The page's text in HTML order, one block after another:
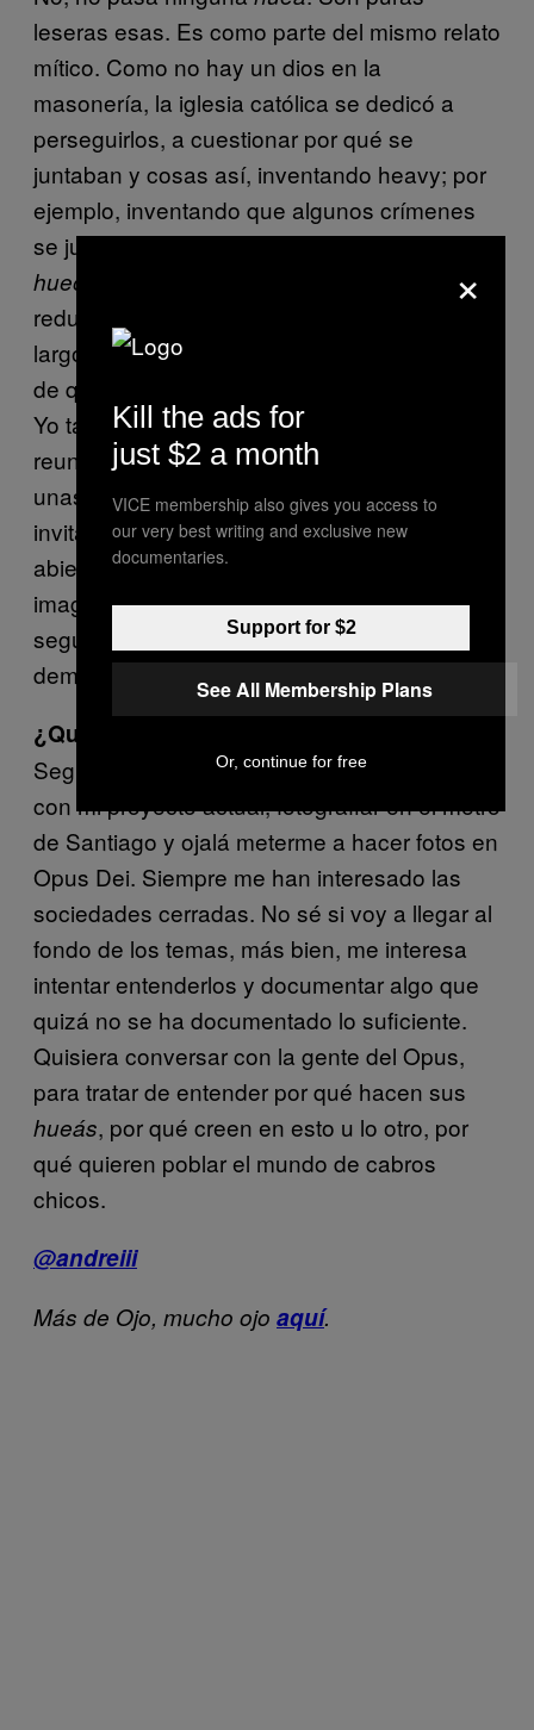
leseras esas. Es como parte del mismo relato
mítico. Como no hay un dios en la
masonería, la iglesia católica se dedicó a
perseguirlos, a cuestionar por qué se
juntaban y cosas así, inventando heavy; por
ejemplo, inventando que algunos crímenes
se justificaban con las iniciaciones de tal
hueón
reduciendo y escondiendo un poco. Pero a lo
largo del tiempo se han mantenido, a pesar
de que corran peligro sus trabajos y estudios.
Yo tampoco me enteré de todo. Sé que hay
reuniones de distinto tipo, cuando habían
unas de mucho contenido no iba; sólo me
invitaban a las que eran un poco mas
abiertas. Pero yo lo vi bien sano y no me los
imagino descuartizando gatos. Pero voy a
seguir ese tema y a retomarlo para mí. A
demás que no evangelizan.
¿Qué proyectos tienes ahora?
Seguir haciendo calle, calle, calle, continuar
con mi proyecto actual, fotografiar en el metro
de Santiago y ojalá meterme a hacer fotos en
Opus Dei. Siempre me han interesado las
sociedades cerradas. No sé si voy a llegar al
fondo de los temas, más bien, me interesa
intentar entenderlos y documentar algo que
quizá no se ha documentado lo suficiente.
Quisiera conversar con la gente del Opus,
para tratar de entender por qué hacen sus
hueás, por qué creen en esto u lo otro, por
qué quieren poblar el mundo de cabros
chicos.
@andreiii
Más de Ojo, mucho ojo aquí.
×
Kill the ads for
just $2 a month
VICE membership also gives you access to
our very best writing and exclusive new
documentaries.
Support for $2
See All Membership Plans
Or, continue for free